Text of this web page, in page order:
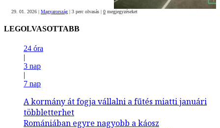
29. 01. 2026 | Magyarország | 3 perc olvasás | 0 megjegyzéseket
LEGOLVASOTTABB
24 óra
|
3 nap
|
7 nap